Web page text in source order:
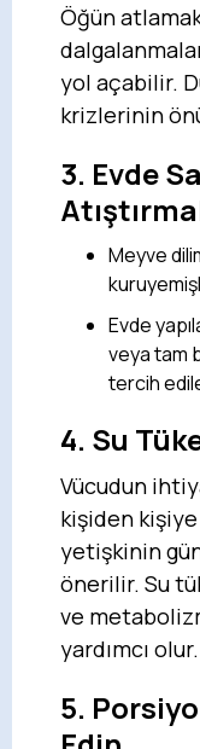
Öğün
yol açabilir.
krizlerinin
3. Evde
Meyve
Evde
veya tam
tercih
4. Su
Vücudun
kişiden
yetişkinin
önerilir. Su
ve
yardımcı olur.
5.